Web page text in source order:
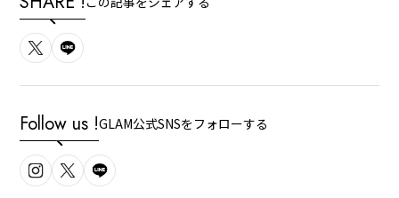
Follow us !GLAM公式SNSをフォローする